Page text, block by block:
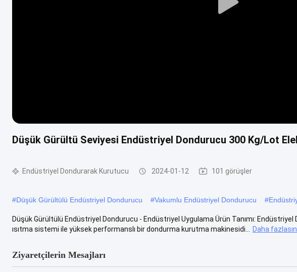
Play
Düşük Gürültü Seviyesi Endüstriyel Dondurucu 300 Kg/Lot
Endüstriyel Dondurarak Kurutucu 2024-01-12 101 görüşler
#Düşük Gürültülü Endüstriyel Dondurucu #Vakumlu Endüstriyel Dondurucu #
Düşük Gürültülü Endüstriyel Dondurucu - Endüstriyel Uygulama Ürün Tanımı: Endüstriyel
ısıtma sistemi ile yüksek performanslı bir dondurma kurutma makinesidi...
Daha
Ziyaretçilerin Mesajları